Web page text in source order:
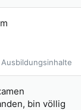
Ausbildungsinhalte
bin völlig